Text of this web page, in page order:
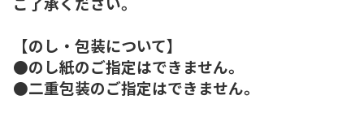
【のし・包装について】
●のし紙のご指定はできません。
●二重包装のご指定はできません。